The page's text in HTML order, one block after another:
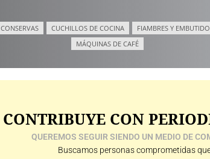
CONSERVAS CUCHILLOS DE COCINA
FIAMBRES Y
MÁQUINAS DE CAFÉ
CONTRIBUYE CON
QUEREMOS SEGUIR SIENDO UN MEDIO DE
Buscamos personas comprometidas